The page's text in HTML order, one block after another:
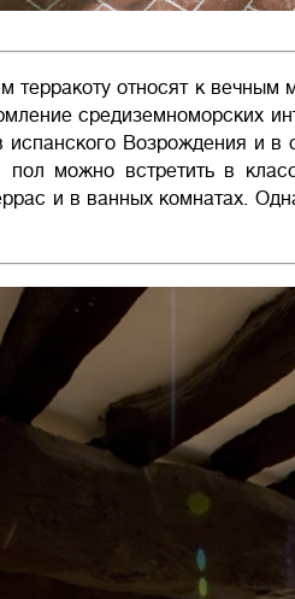
терракоту относят к вечным
средиземноморских
испанского Возрождения и
можно встретить в
и в ванных комнатах.